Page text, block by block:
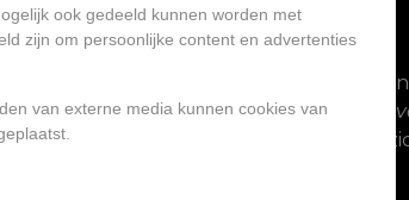
Omakase
menu’s. Omakase is een
letterlijk vertaald:“Ik laat het aan jou
voorkeuren alle gangen naar eigen
ook gedeeld kunnen worden met
zijn om persoonlijke content en advertenties
van externe media kunnen cookies van